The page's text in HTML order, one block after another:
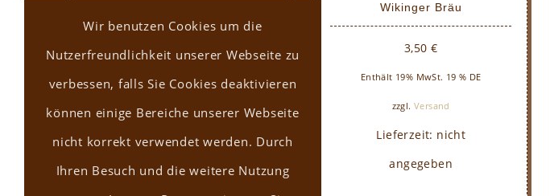
8,00
Enthält 19% MwSt. 19 % DE
zzgl. Versand
Lieferzeit: nicht
angegeben
Wikinger Bräu
3,50€
Enthält 19% MwSt. 19 % DE
zzgl.Versand
Lieferzeit: nicht
angegeben
Wir benutzen Cookies um die
Nutzerfreundlichkeit unserer Webseite zu
verbessen, falls Sie Cookies deaktivieren
können einige Bereiche unserer Webseite
nicht korrekt verwendet werden. Durch
Ihren Besuch und die weitere Nutzung